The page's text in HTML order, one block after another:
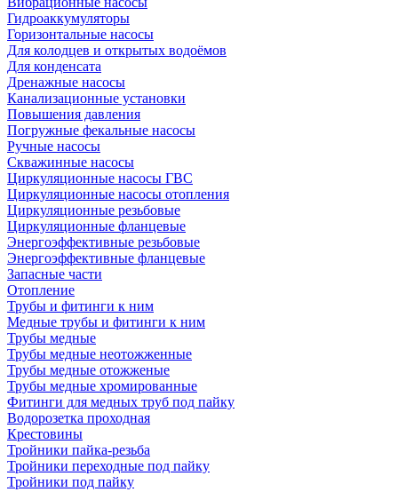
Гидроаккумуляторы
Горизонтальные насосы
Для колодцев и открытых водоёмов
Для конденсата
Дренажные насосы
Канализационные установки
Повышения давления
Погружные фекальные насосы
Ручные насосы
Скважинные насосы
Циркуляционные насосы ГВС
Циркуляционные насосы отопления
Циркуляционные резьбовые
Циркуляционные фланцевые
Энергоэффективные резьбовые
Энергоэффективные фланцевые
Запасные части
Отопление
Трубы и фитинги к ним
Медные трубы и фитинги к ним
Трубы медные
Трубы медные неотожженные
Трубы медные отожженые
Трубы медные хромированные
Фитинги для медных труб под пайку
Водорозетка проходная
Крестовины
Тройники пайка-резьба
Тройники переходные под пайку
Тройники под пайку